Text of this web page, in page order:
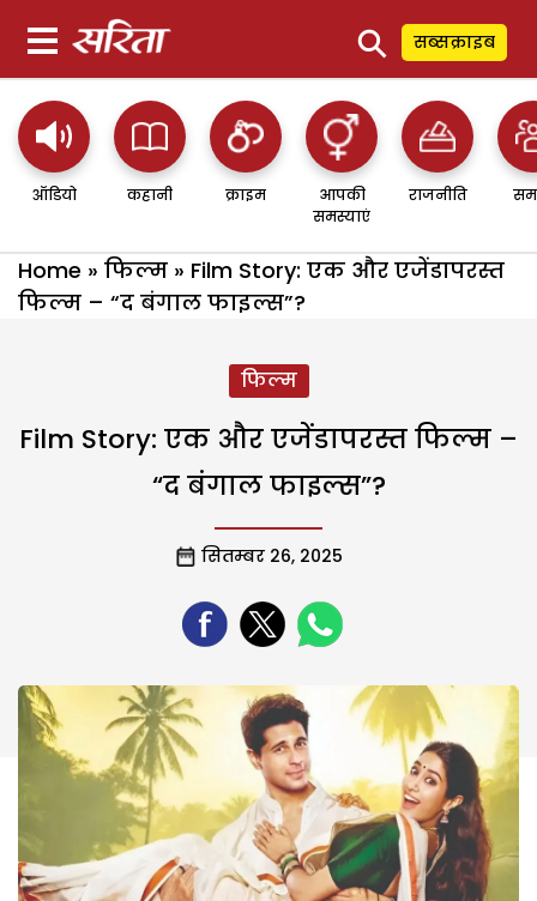
⚲ सब्सक्राइब
ऑडियो कहानी क्राइम
आपकी
समस्याएं
राजनीति
Home » फिल्म » Film Story: एक और एजेंडापरस्त
फिल्म – “द बंगाल फाइल्स”?
फिल्म
Film Story: एक और एजेंडापरस्त फिल्म –
“द बंगाल फाइल्स”?
सितम्बर 26, 2025